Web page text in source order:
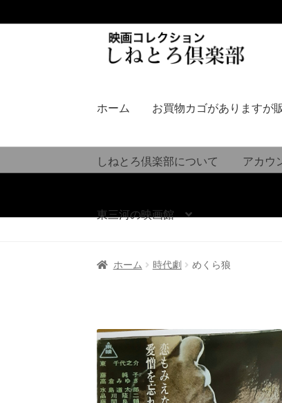
シ
へ
ス
ッ
ツ
キ
ッ
ホーム お買物カゴがありますが
しねとろ倶楽部について アカウ
東三河の映画館
ホーム 時代劇 めくら狼